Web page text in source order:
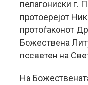
пелагониски г.
протоерејот
протоѓаконот
Божествена
посветен на
На